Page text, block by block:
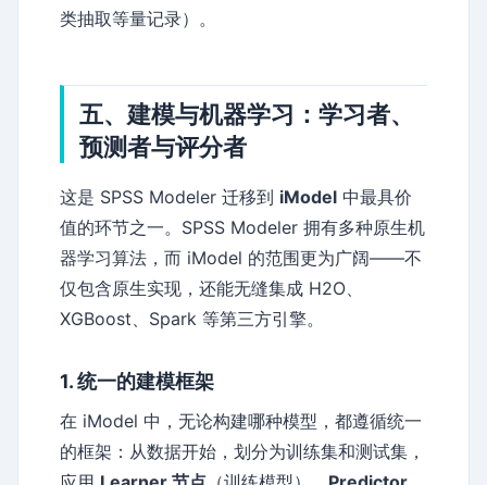
类抽取等量记录）。
五、建模与机器学习：学习者、
预测者与评分者
这是 SPSS Modeler 迁移到 iModel 中最具价
值的环节之一。SPSS Modeler 拥有多种原生机
器学习算法，而 iModel 的范围更为广阔——不
仅包含原生实现，还能无缝集成 H2O、
XGBoost、Spark 等第三方引擎。
1. 统一的建模框架
在 iModel 中，无论构建哪种模型，都遵循统一
的框架：从数据开始，划分为训练集和测试集，